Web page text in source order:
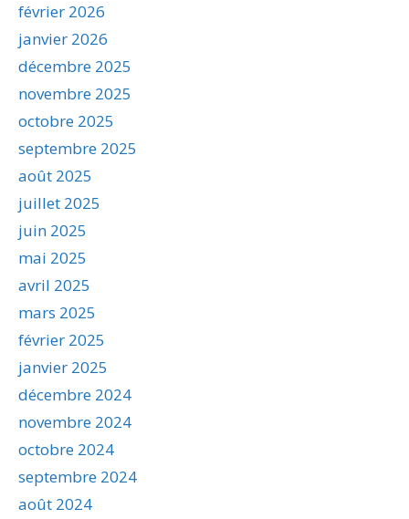
février 2026
janvier 2026
décembre 2025
novembre 2025
octobre 2025
septembre 2025
août 2025
juillet 2025
juin 2025
mai 2025
avril 2025
mars 2025
février 2025
janvier 2025
décembre 2024
novembre 2024
octobre 2024
septembre 2024
août 2024